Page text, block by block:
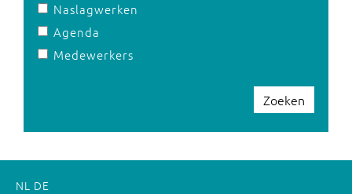
Naslagwerken
Agenda
Medewerkers
Zoeken
NL DE